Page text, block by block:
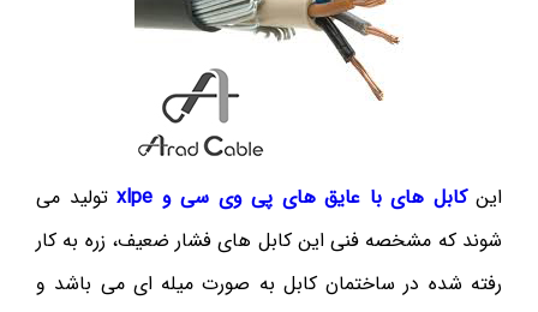
اینکابل های با عایق های پی وی سی و xlpe
تولید می
شوند که مشخصه فنی این کابل های فشار ضعیف، زره به کار
رفته شده در ساختمان کابل به صورت میله ای می باشد و